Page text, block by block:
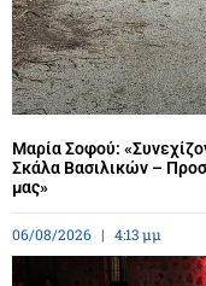
Μαρία Σοφού:
Σκάλα Βασιλικών –
μας»
06/08/2026 4:13 μμ